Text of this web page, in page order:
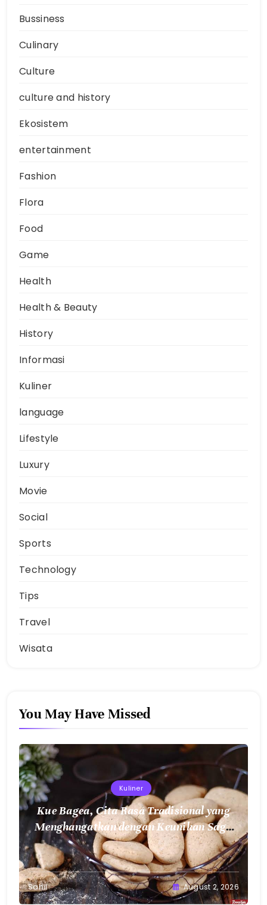
Bussiness
Culinary
Culture
culture and history
Ekosistem
entertainment
Fashion
Flora
Food
Game
Health
Health & Beauty
History
Informasi
Kuliner
language
Lifestyle
Luxury
Movie
Social
Sports
Technology
Tips
Travel
Wisata
You May Have Missed
Kuliner
Kue Bagea, Cita Rasa Tradisional yang
Menghangatkan dengan Keunikan Sagu
Nusantara
Sahil August 2, 2026